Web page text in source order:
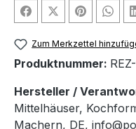
Zum Merkzettel
Produktnummer:
Hersteller /
Mittelhäuser,
Machern, DE,